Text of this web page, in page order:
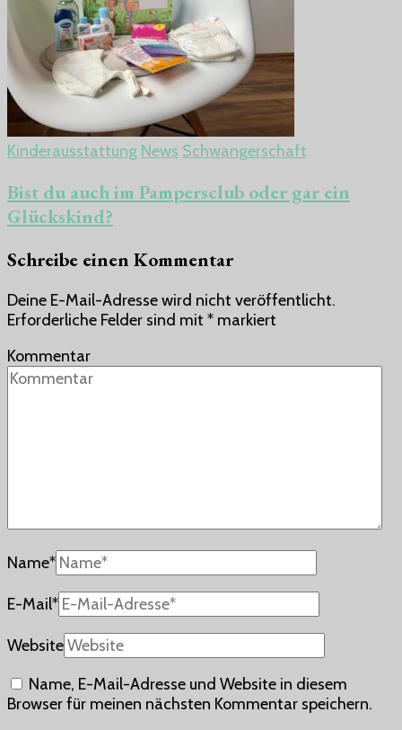
Kinderausstattung News Schwangerschaft
Bist du auch im Pampersclub oder gar ein
Glückskind?
Schreibe einen Kommentar
Deine E-Mail-Adresse wird nicht veröffentlicht.
Erforderliche Felder sind mit * markiert
Kommentar
Name*
E-Mail*
Website
Name, E-Mail-Adresse und Website in diesem
Browser für meinen nächsten Kommentar speichern.